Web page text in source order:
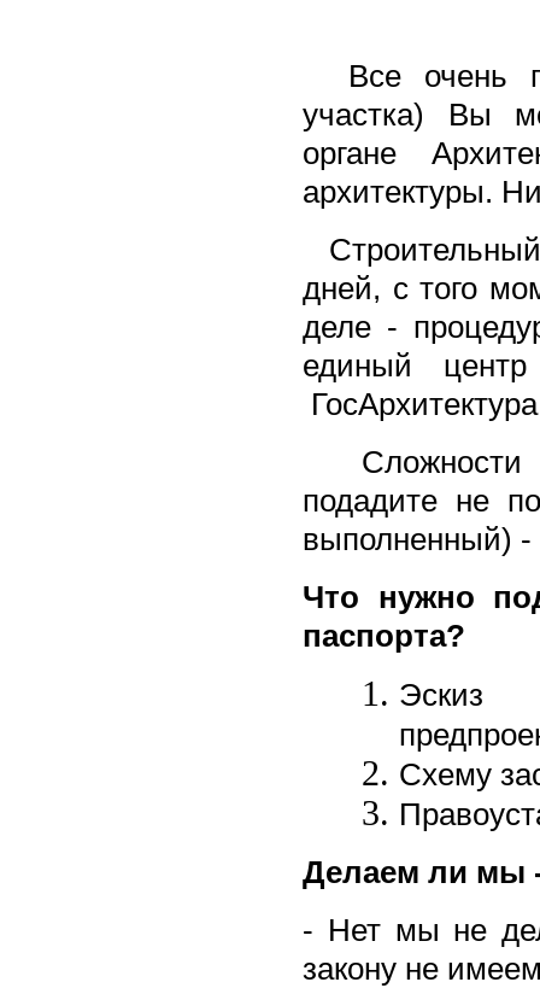
Все очень
участка) Вы
органе
архитектуры.
дней, с того
деле -
единый
Сложности
подадите не
выполненный) -
Что нужно
паспорта?
Эскиз
Схему
Делаем ли мы
- Нет мы не
закону не